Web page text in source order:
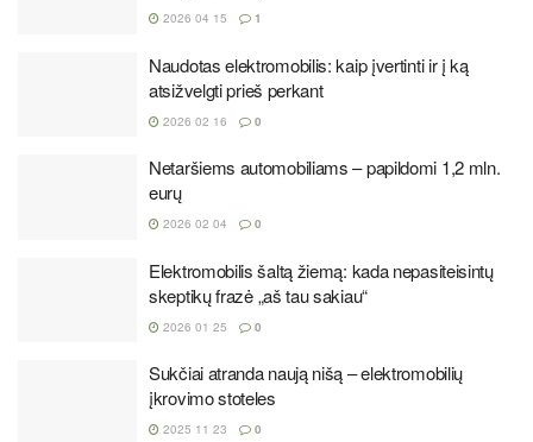
2026 04 15 1
Naudotas elektromobilis: kaip įvertinti ir į ką
atsižvelgti prieš perkant
2026 02 16 0
Netaršiems automobiliams – papildomi 1,2 mln.
eurų
2026 02 04 0
Elektromobilis šaltą žiemą: kada nepasiteisintų
skeptikų frazė „aš tau sakiau“
2026 01 25 0
Sukčiai atranda naują nišą – elektromobilių
įkrovimo stoteles
2025 11 23 0